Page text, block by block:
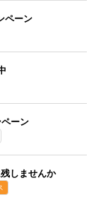
ペーン
ーン
しませんか